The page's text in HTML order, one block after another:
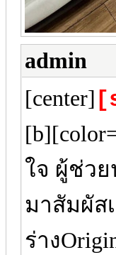
admin
[center]
ใจ ผู้ช่ว
มาสัมผัส
ร่าง